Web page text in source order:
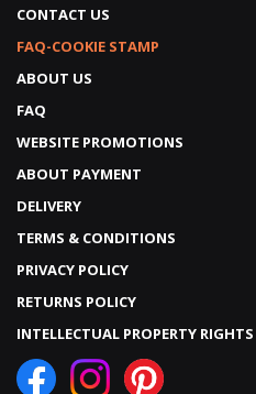
CONTACT US
FAQ-COOKIE STAMP
ABOUT US
FAQ
WEBSITE PROMOTIONS
ABOUT PAYMENT
DELIVERY
TERMS & CONDITIONS
PRIVACY POLICY
RETURNS POLICY
INTELLECTUAL PROPERTY RIGHTS